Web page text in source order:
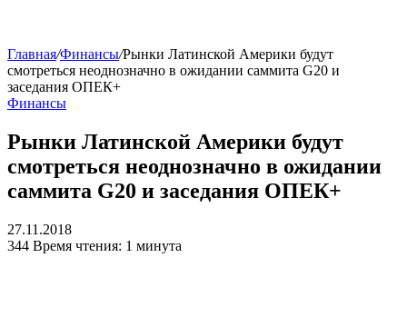
Главная/Финансы/Рынки Латинской Америки будут
смотреться неоднозначно в ожидании саммита G20 и
заседания ОПЕК+
Финансы
Рынки Латинской Америки будут
смотреться неоднозначно в ожидании
саммита G20 и заседания ОПЕК+
27.11.2018
344 Время чтения: 1 минута